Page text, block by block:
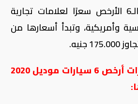
وتنتمي السيارات الـ6 الأرخص سعرًا لعلامات تجارية
وأمريكية، وتبدأ أسعارها من
تعرف على السيارات أرخص 6 سيارات موديل 2020